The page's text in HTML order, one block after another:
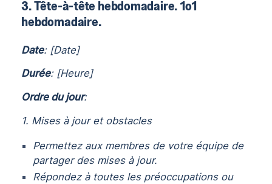
3. Tête-à-tête hebdomadaire. 1o1
hebdomadaire.
Date: [Date]
Durée: [Heure]
Ordre du jour:
1. Mises à jour et obstacles
Permettez aux membres de votre équipe de
partager des mises à jour.
Répondez à toutes les préoccupations ou